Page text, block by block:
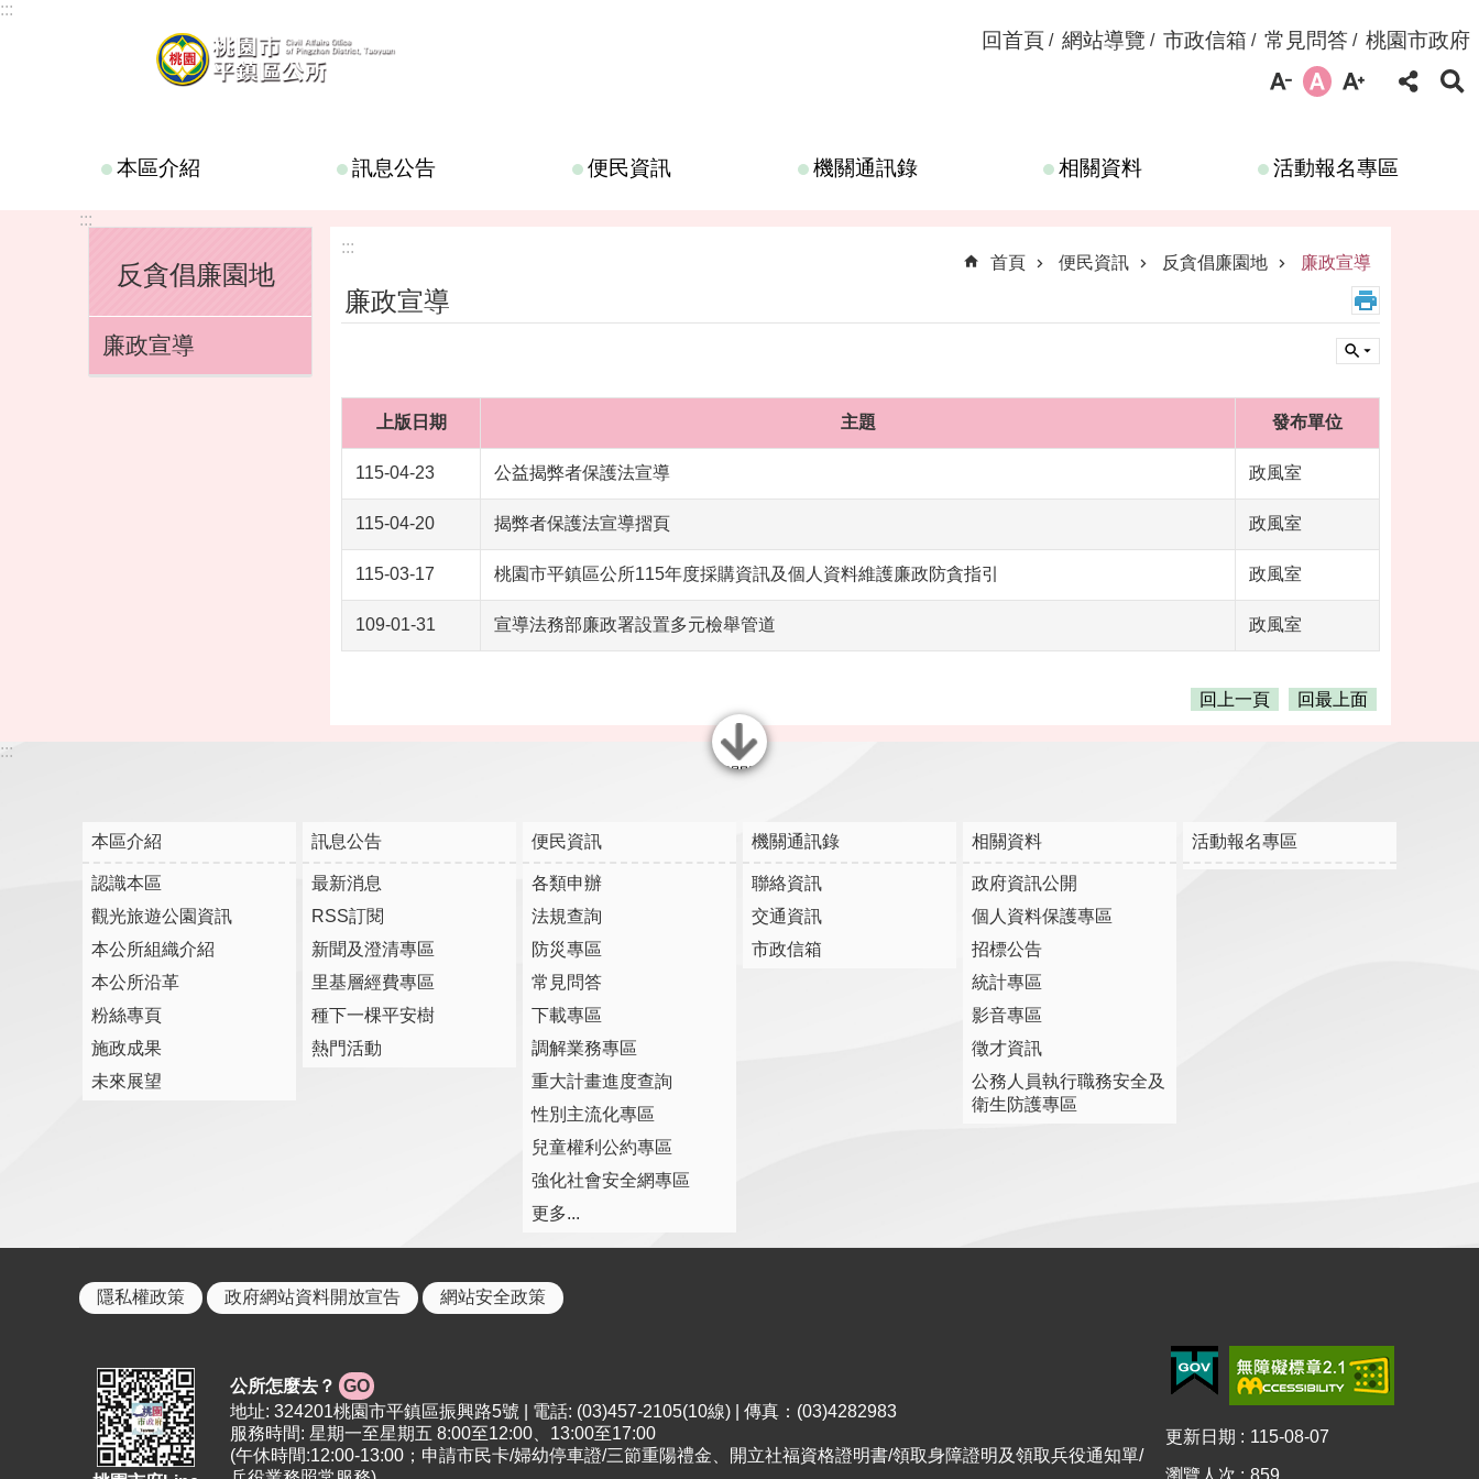
跳到主要內容區塊
:::
回首頁 網站導覽 市政信箱 常見問答 桃園市政府
本區介紹 訊息公告 便民資訊 機關通訊錄 相關資料 活動報名專區
:::
反貪倡廉園地
廉政宣導
:::
首頁
便民資訊 反貪倡廉園地 廉政宣導
廉政宣導
上版日期 主題 發布單位
115-04-23 公益揭弊者保護法宣導 政風室
115-04-20 揭弊者保護法宣導摺頁 政風室
115-03-17 桃園市平鎮區公所115年度採購資訊及個人資料維護廉政防貪指引 政風室
109-01-31 宣導法務部廉政署設置多元檢舉管道 政風室
回上一頁 回最上面
關閉
:::
本區介紹
認識本區
觀光旅遊公園資訊
本公所組織介紹
本公所沿革
粉絲專頁
施政成果
未來展望
訊息公告
最新消息
RSS訂閱
新聞及澄清專區
里基層經費專區
種下一棵平安樹
熱門活動
便民資訊
各類申辦
法規查詢
防災專區
常見問答
下載專區
調解業務專區
重大計畫進度查詢
性別主流化專區
兒童權利公約專區
強化社會安全網專區
更多...
機關通訊錄
聯絡資訊
交通資訊
市政信箱
相關資料
政府資訊公開
個人資料保護專區
招標公告
統計專區
影音專區
徵才資訊
公務人員執行職務安全及
衛生防護專區
活動報名專區
隱私權政策 政府網站資料開放宣告 網站安全政策
公所怎麼去？
GO
地址: 324201桃園市平鎮區振興路5號 | 電話: (03)457-2105(10線) | 傳真：(03)4282983
服務時間: 星期一至星期五 8:00至12:00、13:00至17:00
(午休時間:12:00-13:00；申請市民卡/婦幼停車證/三節重陽禮金、開立社福資格證明書/領取身障證明及領取兵役通知單/
更新日期 115-08-07
瀏覽人次 859